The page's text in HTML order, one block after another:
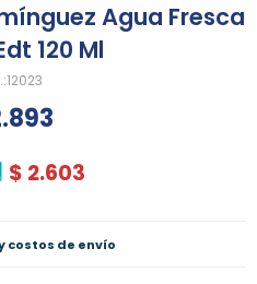
Agua Fresca
120 Ml
12023
$ 2.603
costos de envío